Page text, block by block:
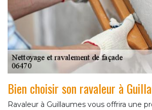
Bien choisir son ravaleur à
Ravaleur à Guillaumes vous offrira une